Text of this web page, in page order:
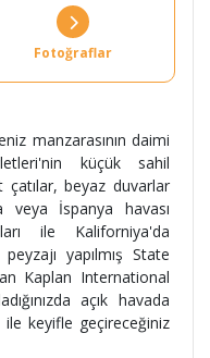
Fotoğraflar
manzarasının daimi
küçük sahil
çatılar, beyaz duvarlar
veya İspanya havası
ile Kaliforniya'da
yapılmış State
Kaplan International
açık havada
ile keyifle geçireceğiniz